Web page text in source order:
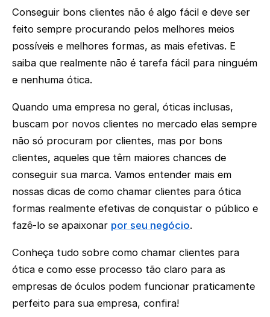
Conseguir bons clientes não é algo fácil e deve ser
feito sempre procurando pelos melhores meios
possíveis e melhores formas, as mais efetivas. E
saiba que realmente não é tarefa fácil para ninguém
e nenhuma ótica.
Quando uma empresa no geral, óticas inclusas,
buscam por novos clientes no mercado elas sempre
não só procuram por clientes, mas por bons
clientes, aqueles que têm maiores chances de
conseguir sua marca. Vamos entender mais em
nossas dicas de como chamar clientes para ótica
formas realmente efetivas de conquistar o público e
fazê-lo se apaixonar por seu negócio.
Conheça tudo sobre como chamar clientes para
ótica e como esse processo tão claro para as
empresas de óculos podem funcionar praticamente
perfeito para sua empresa, confira!